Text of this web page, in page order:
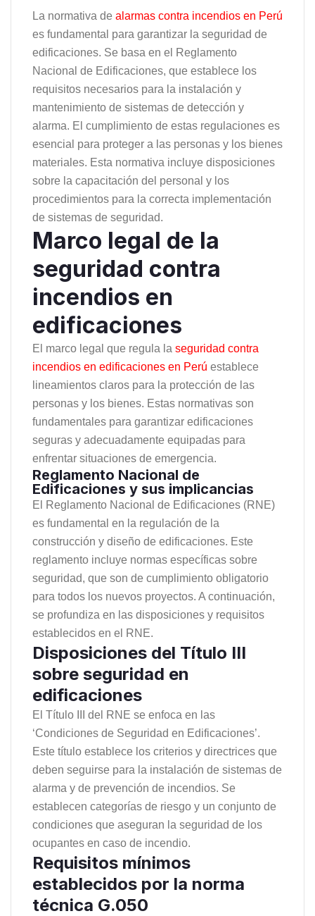
La normativa de alarmas contra incendios en Perú
es fundamental para garantizar la seguridad de
edificaciones. Se basa en el Reglamento
Nacional de Edificaciones, que establece los
requisitos necesarios para la instalación y
mantenimiento de sistemas de detección y
alarma. El cumplimiento de estas regulaciones es
esencial para proteger a las personas y los bienes
materiales. Esta normativa incluye disposiciones
sobre la capacitación del personal y los
procedimientos para la correcta implementación
de sistemas de seguridad.
Marco legal de la
seguridad contra
incendios en
edificaciones
El marco legal que regula la seguridad contra
incendios en edificaciones en Perú establece
lineamientos claros para la protección de las
personas y los bienes. Estas normativas son
fundamentales para garantizar edificaciones
seguras y adecuadamente equipadas para
enfrentar situaciones de emergencia.
Reglamento Nacional de
Edificaciones y sus implicancias
El Reglamento Nacional de Edificaciones (RNE)
es fundamental en la regulación de la
construcción y diseño de edificaciones. Este
reglamento incluye normas específicas sobre
seguridad, que son de cumplimiento obligatorio
para todos los nuevos proyectos. A continuación,
se profundiza en las disposiciones y requisitos
establecidos en el RNE.
Disposiciones del Título III
sobre seguridad en
edificaciones
El Título III del RNE se enfoca en las
‘Condiciones de Seguridad en Edificaciones’.
Este título establece los criterios y directrices que
deben seguirse para la instalación de sistemas de
alarma y de prevención de incendios. Se
establecen categorías de riesgo y un conjunto de
condiciones que aseguran la seguridad de los
ocupantes en caso de incendio.
Requisitos mínimos
establecidos por la norma
técnica G.050